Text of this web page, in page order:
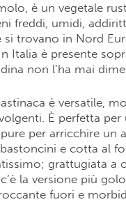
è un vegetale
freddi, umidi,
trovano in Nord
Italia è presente
non l’ha mai
è versatile,
È perfetta per
per arricchire un
e cotta al
grattugiata a
la versione più
fuori e